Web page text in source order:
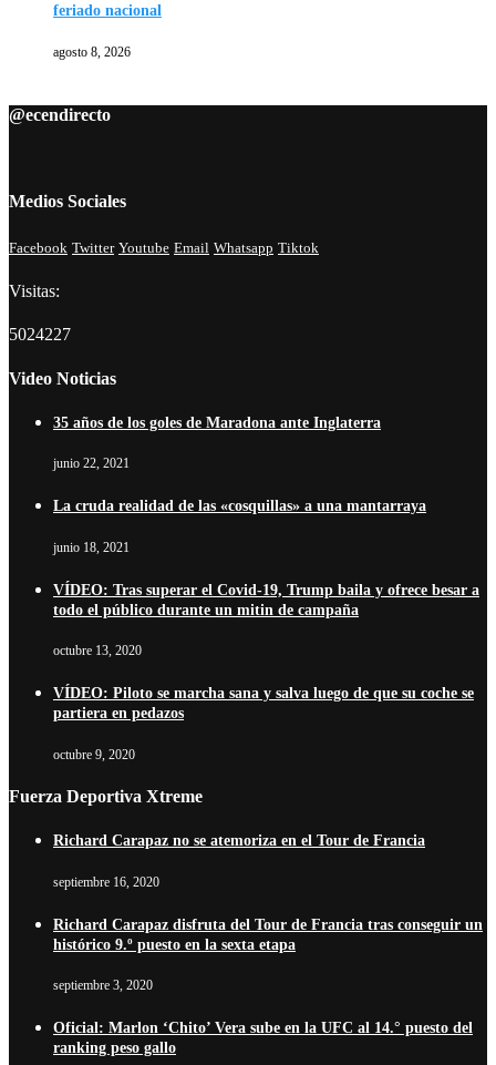
feriado nacional
agosto 8, 2026
@ecendirecto
Medios Sociales
Facebook Twitter Youtube Email Whatsapp Tiktok
Visitas:
5024227
Video Noticias
35 años de los goles de Maradona ante Inglaterra
junio 22, 2021
La cruda realidad de las «cosquillas» a una mantarraya
junio 18, 2021
VÍDEO: Tras superar el Covid-19, Trump baila y ofrece besar a
todo el público durante un mitin de campaña
octubre 13, 2020
VÍDEO: Piloto se marcha sana y salva luego de que su coche se
partiera en pedazos
octubre 9, 2020
Fuerza Deportiva Xtreme
Richard Carapaz no se atemoriza en el Tour de Francia
septiembre 16, 2020
Richard Carapaz disfruta del Tour de Francia tras conseguir un
histórico 9.º puesto en la sexta etapa
septiembre 3, 2020
Oficial: Marlon ‘Chito’ Vera sube en la UFC al 14.° puesto del
ranking peso gallo